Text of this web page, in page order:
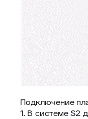
Подключение
1. В системе S2